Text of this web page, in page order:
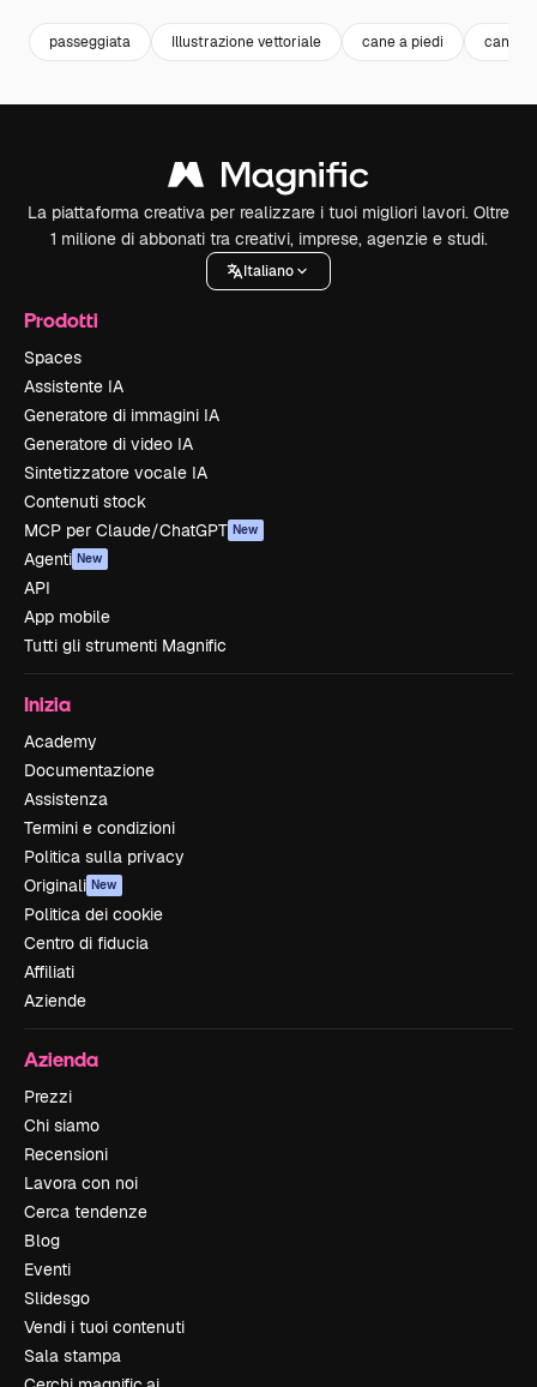
passeggiata Illustrazione vettoriale cane a piedi cane a
La piattaforma creativa per realizzare i tuoi migliori lavori. Oltre
1 milione di abbonati tra creativi, imprese, agenzie e studi.
Italiano
Prodotti
Spaces
Assistente IA
Generatore di immagini IA
Generatore di video IA
Sintetizzatore vocale IA
Contenuti stock
MCP per Claude/ChatGPT New
Agenti New
API
App mobile
Tutti gli strumenti Magnific
Inizia
Academy
Documentazione
Assistenza
Termini e condizioni
Politica sulla privacy
Originali New
Politica dei cookie
Centro di fiducia
Affiliati
Aziende
Azienda
Prezzi
Chi siamo
Recensioni
Lavora con noi
Cerca tendenze
Blog
Eventi
Slidesgo
Vendi i tuoi contenuti
Sala stampa